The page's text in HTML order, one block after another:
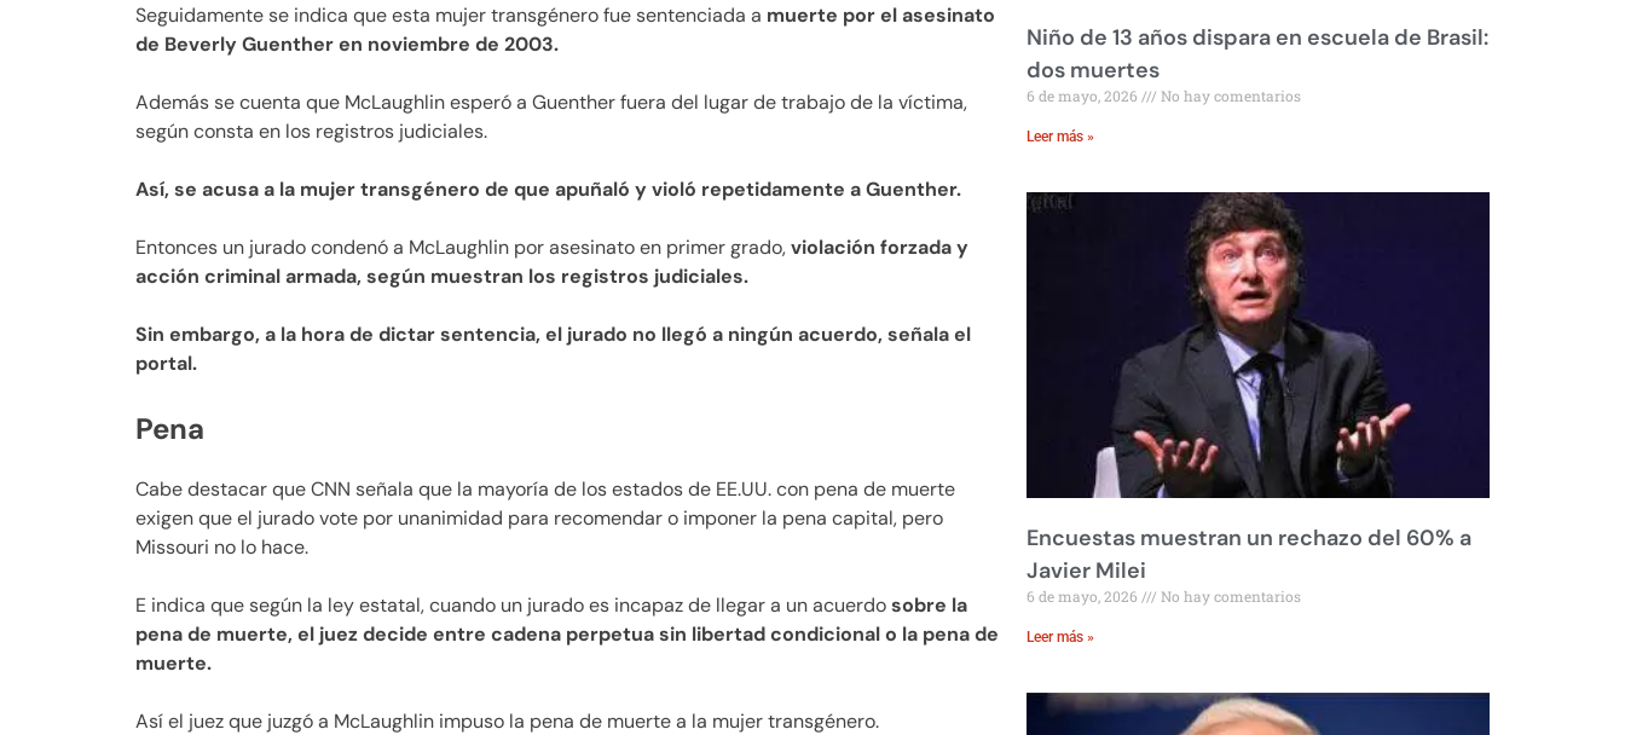
Seguidamente se indica que esta mujer transgénero fue sentenciada a muerte por el asesinato
de Beverly Guenther en noviembre de 2003.
Además se cuenta que McLaughlin esperó a Guenther fuera del lugar de trabajo de la víctima,
según consta en los registros judiciales.
Así, se acusa a la mujer transgénero de que apuñaló y violó repetidamente a Guenther.
Entonces un jurado condenó a McLaughlin por asesinato en primer grado,violación forzada y
acción criminal armada, según muestran los registros judiciales.
Sin embargo, a la hora de dictar sentencia, el jurado no llegó a ningún acuerdo, señala el
portal.
Pena
Cabe destacar que CNN señala que la mayoría de los estados de EE.UU. con pena de muerte
exigen que el jurado vote por unanimidad para recomendar o imponer la pena capital, pero
Missouri no lo hace.
E indica que según la ley estatal, cuando un jurado es incapaz de llegar a un acuerdosobre la
pena de muerte, el juez decide entre cadena perpetua sin libertad condicional o la pena de
muerte.
Así el juez que juzgó a McLaughlin impuso la pena de muerte a la mujer transgénero.
Niño de 13 años dispara en escuela de Brasil:
dos muertes
6 de mayo, 2026 No hay comentarios
Leer más »
Encuestas muestran un rechazo del 60% a
Javier Milei
6 de mayo, 2026 No hay comentarios
Leer más »